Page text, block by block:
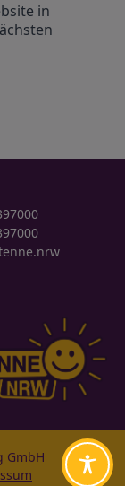
in
GmbH